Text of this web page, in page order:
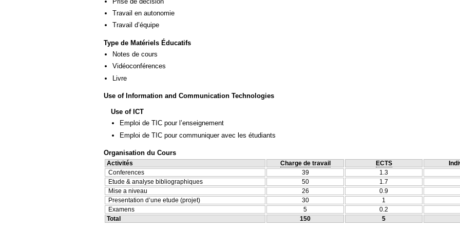
Travail en autonomie
Travail d’équipe
Type de Matériels Éducatifs
Notes de cours
Vidéoconférences
Livre
Use of Information and Communication Technologies
Use of ICT
Emploi de TIC pour l’enseignement
Emploi de TIC pour communiquer avec les étudiants
Organisation du Cours
Activités Charge de travail ECTS
Conferences
39
1.3
Etude & analyse bibliographiques
50
1.7
Mise a niveau
26
0.9
Presentation d’une etude (projet)
30
1
Examens
5
0.2
Total
150 5